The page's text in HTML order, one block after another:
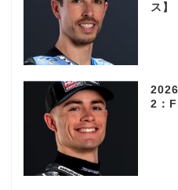
ス】
2：